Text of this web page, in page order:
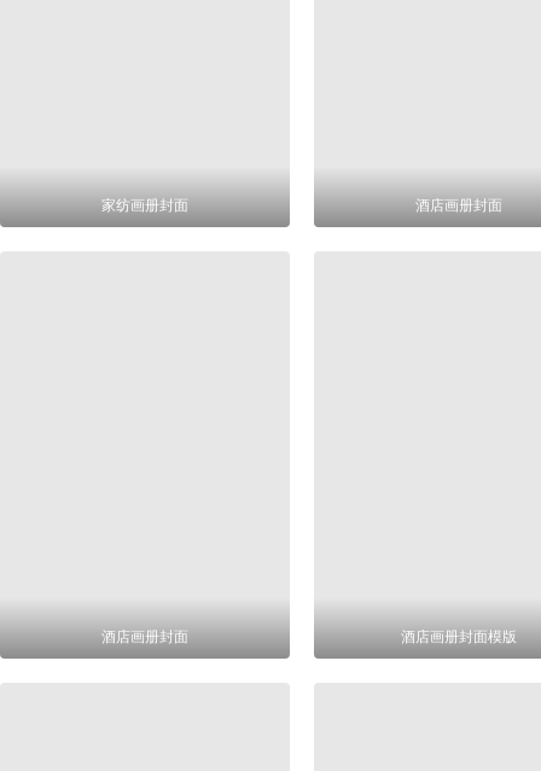
家纺画册封面 酒店画册封面
酒店画册封面 酒店画册封面模版